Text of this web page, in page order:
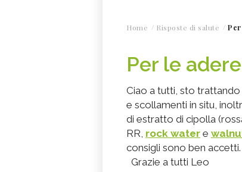
Home Risposte di salute
Per le
Ciao a tutti, sto
e scollamenti in situ,
di estratto di cipolla
RR, rock water e
consigli sono ben accetti.
Grazie a tutti Leo